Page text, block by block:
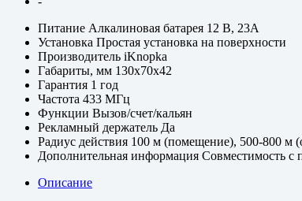
Питание Алкалиновая батарея 12 В, 23A
Установка Простая установка на поверхности
Производитель iKnopka
Габариты, мм 130x70x42
Гарантия 1 год
Частота 433 МГц
Функции Вызов/счет/кальян
Рекламный держатель Да
Радиус действия 100 м (помещение), 500-800 м
Дополнительная информация Совместимость с
Описание